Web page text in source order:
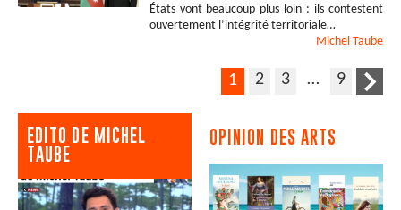
États vont beaucoup plus loin : ils contestent
ouvertement l’intégrité territoriale…
Michel Taube
1 2 3 … 9
EDITO DE MICHEL
TAUBE
OPINION DES ARTS